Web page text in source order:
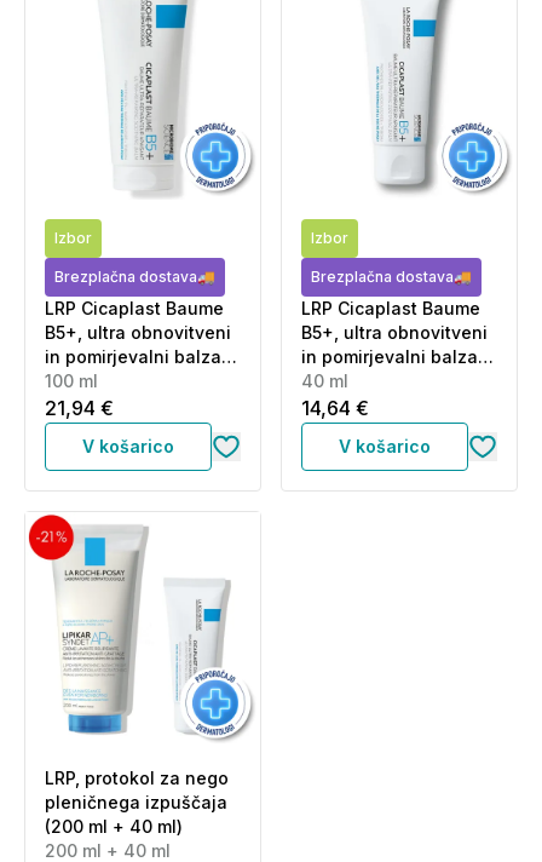
+386 1 5800 988; larocheposay@si.oaccare.com;
cena je obračunana po ceniku operaterja//
www.laroche-posay.si
Izbor
Brezplačna dostava🚚
LRP Cicaplast Baume
B5+, ultra obnovitveni
in pomirjevalni balzam
(100 ml)
100 ml
21,94 €
V košarico
Izbor
Brezplačna dostava🚚
LRP Cicaplast Baume
B5+, ultra obnovitveni
in pomirjevalni balzam
(40 ml)
40 ml
14,64 €
V košarico
LRP, protokol za nego
pleničnega izpuščaja
(200 ml + 40 ml)
200 ml + 40 ml